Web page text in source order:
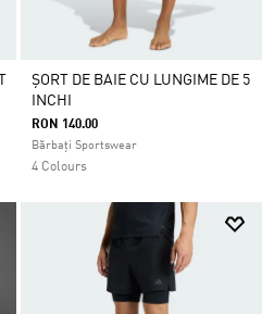
ȘORT DE BAIE CU LUNGIME DE 5
INCHI
RON 140.00
Bărbați Sportswear
4 Colours